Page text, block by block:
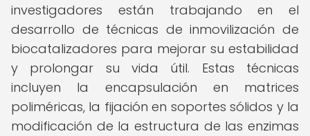
investigadores están trabajando en el
desarrollo de técnicas de inmovilización de
biocatalizadores para mejorar su estabilidad
y prolongar su vida útil. Estas técnicas
incluyen la encapsulación en matrices
poliméricas, la fijación en soportes sólidos y la
modificación de la estructura de las enzimas